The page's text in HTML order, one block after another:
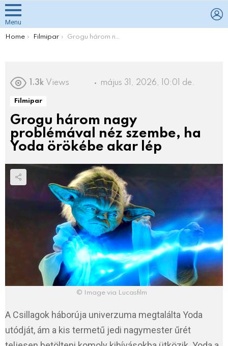
Menu
You are here:
Home Filmipar Grogu három nagy problémával néz szembe, ha Yoda örökébe akar lép
1.3k Views május 31, 2026, 10:01 de.
Filmipar
Grogu három nagy
problémával néz szembe, ha
Yoda örökébe akar lép
© Image via Lucasfilm
A Csillagok háborúja univerzuma megtalálta Yoda
utódját, ám a kis termetű jedi nagymester űrét